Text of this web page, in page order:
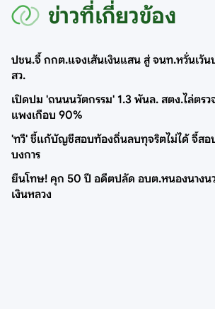
ข่าวที่เกี่ยวข้อง
ปชน.จี้ กกต.แจงเส้นเงินแสน สู่ จนท.หวั่นเว้
สว.
เปิดปม 'ถนนนวัตกรรม' 1.3 พันล. สตง.ไล่ตรว
แพงเกือบ 90%
'ทวี' ชี้แก้บัญชีสอบท้องถิ่นลบทุจริตไม่ได้ จี้สอ
บงการ
ยืนโทษ! คุก 50 ปี อดีตปลัด อบต.หนองนางน
เงินหลวง